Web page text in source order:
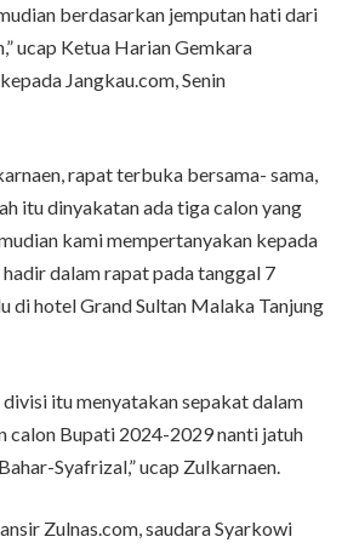
berdasarkan jemputan hati dari
ucap Ketua Harian Gemkara
Jangkau.com, Senin
rapat terbuka bersama- sama,
itu dinyakatan ada tiga calon yang
kami mempertanyakan kepada
dalam rapat pada tanggal 7
di hotel Grand Sultan Malaka Tanjung
itu menyatakan sepakat dalam
calon Bupati 2024-2029 nanti jatuh
Syafrizal,” ucap Zulkarnaen.
Zulnas.com, saudara Syarkowi